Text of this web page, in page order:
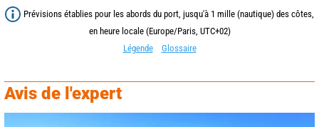
Prévisions établies pour les abords du port, jusqu'à 1 mille (nautique) des côtes,
en heure locale (Europe/Paris, UTC+02)
Légende
Glossaire
Avis de l'expert